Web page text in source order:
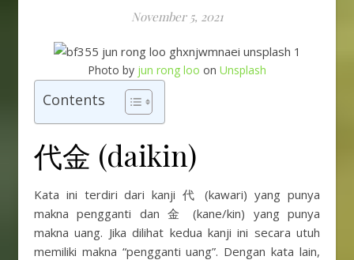
November 5, 2021
Photo by jun rong loo on Unsplash
Contents
代金 (daikin)
Kata ini terdiri dari kanji 代 (kawari) yang punya
makna pengganti dan 金 (kane/kin) yang punya
makna uang. Jika dilihat kedua kanji ini secara utuh
memiliki makna “pengganti uang”. Dengan kata lain,